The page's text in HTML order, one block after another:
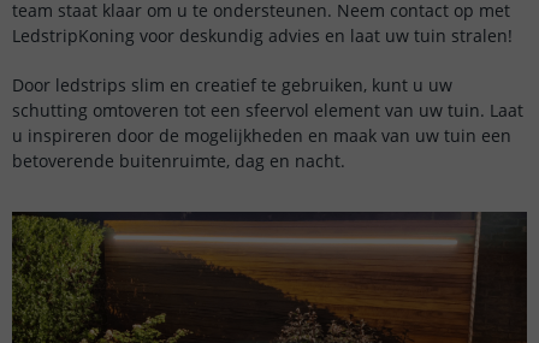
team staat klaar om u te ondersteunen. Neem contact op met
LedstripKoning voor deskundig advies en laat uw tuin stralen!
Door ledstrips slim en creatief te gebruiken, kunt u uw
schutting omtoveren tot een sfeervol element van uw tuin. Laat
u inspireren door de mogelijkheden en maak van uw tuin een
betoverende buitenruimte, dag en nacht.